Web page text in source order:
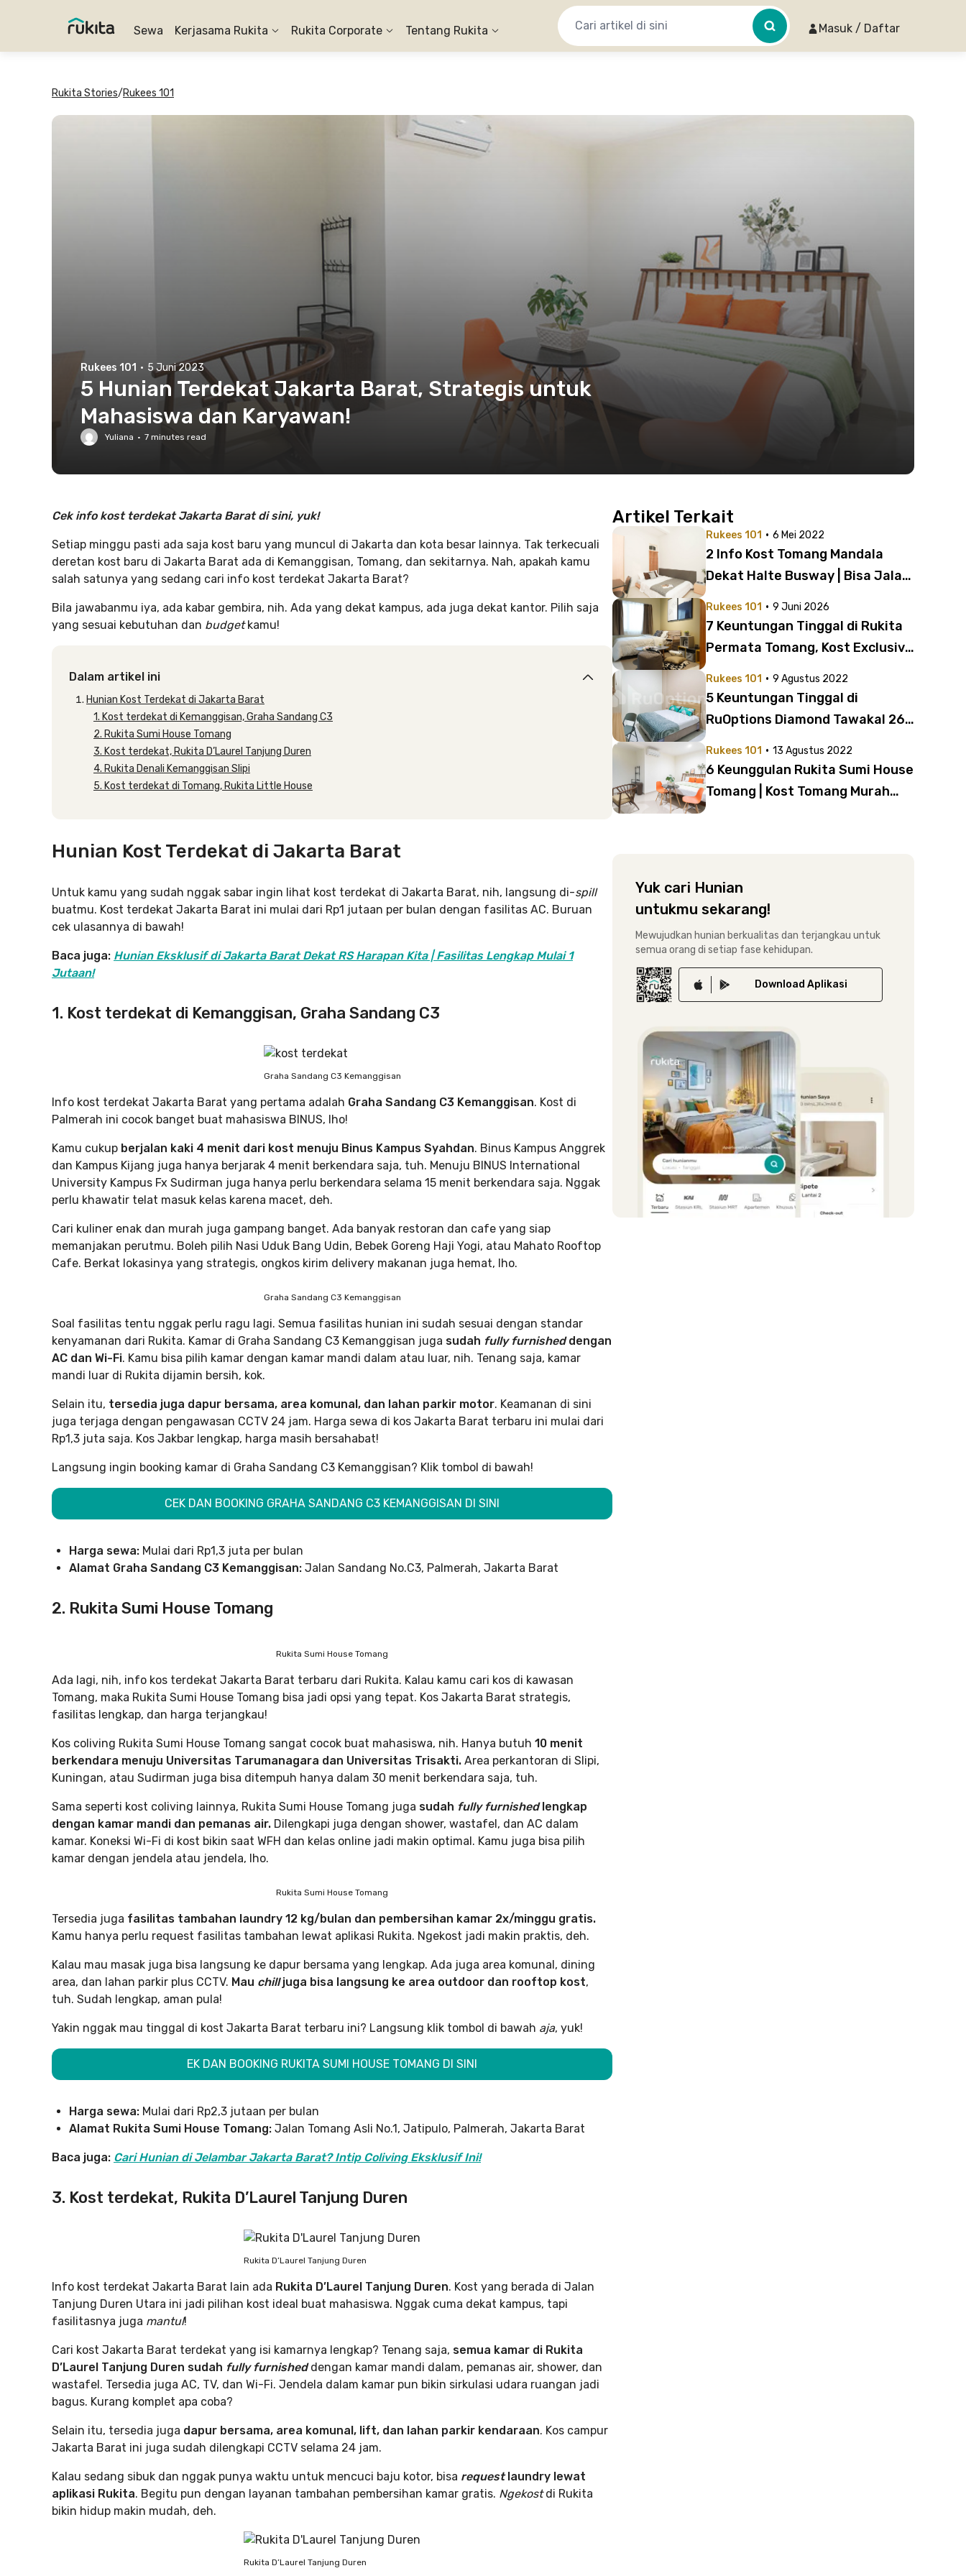
Sewa Kerjasama Rukita Rukita Corporate Tentang Rukita Masuk / Daftar
Rukita Stories/Rukees 101
Rukees 101 · 5 Juni 2023
5 Hunian Terdekat Jakarta Barat, Strategis untuk
Mahasiswa dan Karyawan!
Yuliana · 7 minutes read
Cek info kost terdekat Jakarta Barat di sini, yuk!
Setiap minggu pasti ada saja kost baru yang muncul di Jakarta dan kota besar lainnya. Tak terkecuali
deretan kost baru di Jakarta Barat ada di Kemanggisan, Tomang, dan sekitarnya. Nah, apakah kamu
salah satunya yang sedang cari info kost terdekat Jakarta Barat?
Bila jawabanmu iya, ada kabar gembira, nih. Ada yang dekat kampus, ada juga dekat kantor. Pilih saja
yang sesuai kebutuhan dan budgetkamu!
Dalam artikel ini
Hunian Kost Terdekat di Jakarta Barat
1. Kost terdekat di Kemanggisan, Graha Sandang C3
2. Rukita Sumi House Tomang
3. Kost terdekat, Rukita D’Laurel Tanjung Duren
4. Rukita Denali Kemanggisan Slipi
5. Kost terdekat di Tomang, Rukita Little House
Hunian Kost Terdekat di Jakarta Barat
Untuk kamu yang sudah nggak sabar ingin lihat kost terdekat di Jakarta Barat, nih, langsung di-spill
buatmu. Kost terdekat Jakarta Barat ini mulai dari Rp1 jutaan per bulan dengan fasilitas AC. Buruan
cek ulasannya di bawah!
Baca juga: Hunian Eksklusif di Jakarta Barat Dekat RS Harapan Kita | Fasilitas Lengkap Mulai 1
Jutaan!
1. Kost terdekat di Kemanggisan, Graha Sandang C3
Graha Sandang C3 Kemanggisan
Info kost terdekat Jakarta Barat yang pertama adalah Graha Sandang C3 Kemanggisan. Kost di
Palmerah ini cocok banget buat mahasiswa BINUS, lho!
Kamu cukup berjalan kaki 4 menit dari kost menuju Binus Kampus Syahdan. Binus Kampus Anggrek
dan Kampus Kijang juga hanya berjarak 4 menit berkendara saja, tuh. Menuju BINUS International
University Kampus Fx Sudirman juga hanya perlu berkendara selama 15 menit berkendara saja. Nggak
perlu khawatir telat masuk kelas karena macet, deh.
Cari kuliner enak dan murah juga gampang banget. Ada banyak restoran dan cafe yang siap
memanjakan perutmu. Boleh pilih Nasi Uduk Bang Udin, Bebek Goreng Haji Yogi, atau Mahato Rooftop
Cafe. Berkat lokasinya yang strategis, ongkos kirim delivery makanan juga hemat, lho.
Graha Sandang C3 Kemanggisan
Soal fasilitas tentu nggak perlu ragu lagi. Semua fasilitas hunian ini sudah sesuai dengan standar
kenyamanan dari Rukita. Kamar di Graha Sandang C3 Kemanggisan juga sudah fully furnisheddengan
AC dan Wi-Fi. Kamu bisa pilih kamar dengan kamar mandi dalam atau luar, nih. Tenang saja, kamar
mandi luar di Rukita dijamin bersih, kok.
Selain itu, tersedia juga dapur bersama, area komunal, dan lahan parkir motor. Keamanan di sini
juga terjaga dengan pengawasan CCTV 24 jam. Harga sewa di kos Jakarta Barat terbaru ini mulai dari
Rp1,3 juta saja. Kos Jakbar lengkap, harga masih bersahabat!
Langsung ingin booking kamar di Graha Sandang C3 Kemanggisan? Klik tombol di bawah!
CEK DAN BOOKING GRAHA SANDANG C3 KEMANGGISAN DI SINI
Harga sewa: Mulai dari Rp1,3 juta per bulan
Alamat Graha Sandang C3 Kemanggisan: Jalan Sandang No.C3, Palmerah, Jakarta Barat
2. Rukita Sumi House Tomang
Rukita Sumi House Tomang
Ada lagi, nih, info kos terdekat Jakarta Barat terbaru dari Rukita. Kalau kamu cari kos di kawasan
Tomang, maka Rukita Sumi House Tomang bisa jadi opsi yang tepat. Kos Jakarta Barat strategis,
fasilitas lengkap, dan harga terjangkau!
Kos coliving Rukita Sumi House Tomang sangat cocok buat mahasiswa, nih. Hanya butuh 10 menit
berkendara menuju Universitas Tarumanagara dan Universitas Trisakti. Area perkantoran di Slipi,
Kuningan, atau Sudirman juga bisa ditempuh hanya dalam 30 menit berkendara saja, tuh.
Sama seperti kost coliving lainnya, Rukita Sumi House Tomang juga sudah fully furnishedlengkap
dengan kamar mandi dan pemanas air. Dilengkapi juga dengan shower, wastafel, dan AC dalam
kamar. Koneksi Wi-Fi di kost bikin saat WFH dan kelas online jadi makin optimal. Kamu juga bisa pilih
kamar dengan jendela atau jendela, lho.
Rukita Sumi House Tomang
Tersedia juga fasilitas tambahan laundry 12 kg/bulan dan pembersihan kamar 2x/minggu gratis.
Kamu hanya perlu request fasilitas tambahan lewat aplikasi Rukita. Ngekost jadi makin praktis, deh.
Kalau mau masak juga bisa langsung ke dapur bersama yang lengkap. Ada juga area komunal, dining
area, dan lahan parkir plus CCTV. Mau chilljuga bisa langsung ke area outdoor dan rooftop kost,
tuh. Sudah lengkap, aman pula!
Yakin nggak mau tinggal di kost Jakarta Barat terbaru ini? Langsung klik tombol di bawah aja, yuk!
EK DAN BOOKING RUKITA SUMI HOUSE TOMANG DI SINI
Harga sewa: Mulai dari Rp2,3 jutaan per bulan
Alamat Rukita Sumi House Tomang: Jalan Tomang Asli No.1, Jatipulo, Palmerah, Jakarta Barat
Baca juga: Cari Hunian di Jelambar Jakarta Barat? Intip Coliving Eksklusif Ini!
3. Kost terdekat, Rukita D’Laurel Tanjung Duren
Rukita D’Laurel Tanjung Duren
Info kost terdekat Jakarta Barat lain ada Rukita D’Laurel Tanjung Duren. Kost yang berada di Jalan
Tanjung Duren Utara ini jadi pilihan kost ideal buat mahasiswa. Nggak cuma dekat kampus, tapi
fasilitasnya juga mantul!
Cari kost Jakarta Barat terdekat yang isi kamarnya lengkap? Tenang saja, semua kamar di Rukita
D’Laurel Tanjung Duren sudah fully furnished dengan kamar mandi dalam, pemanas air, shower, dan
wastafel. Tersedia juga AC, TV, dan Wi-Fi. Jendela dalam kamar pun bikin sirkulasi udara ruangan jadi
bagus. Kurang komplet apa coba?
Selain itu, tersedia juga dapur bersama, area komunal, lift, dan lahan parkir kendaraan. Kos campur
Jakarta Barat ini juga sudah dilengkapi CCTV selama 24 jam.
Kalau sedang sibuk dan nggak punya waktu untuk mencuci baju kotor, bisa requestlaundry lewat
aplikasi Rukita. Begitu pun dengan layanan tambahan pembersihan kamar gratis. Ngekostdi Rukita
bikin hidup makin mudah, deh.
Rukita D’Laurel Tanjung Duren
Artikel Terkait
Rukees 101 · 6 Mei 2022
2 Info Kost Tomang Mandala
Dekat Halte Busway | Bisa Jalan
Rukees 101 · 9 Juni 2026
7 Keuntungan Tinggal di Rukita
Permata Tomang, Kost Exclusive
Rukees 101 · 9 Agustus 2022
5 Keuntungan Tinggal di
RuOptions Diamond Tawakal 26
untuk Mahasiswa dan Karyawan!
Rukees 101 · 13 Agustus 2022
6 Keunggulan Rukita Sumi House
Tomang | Kost Tomang Murah
Yuk cari Hunian
untukmu sekarang!
Mewujudkan hunian berkualitas dan terjangkau untuk
semua orang di setiap fase kehidupan.
Download Aplikasi